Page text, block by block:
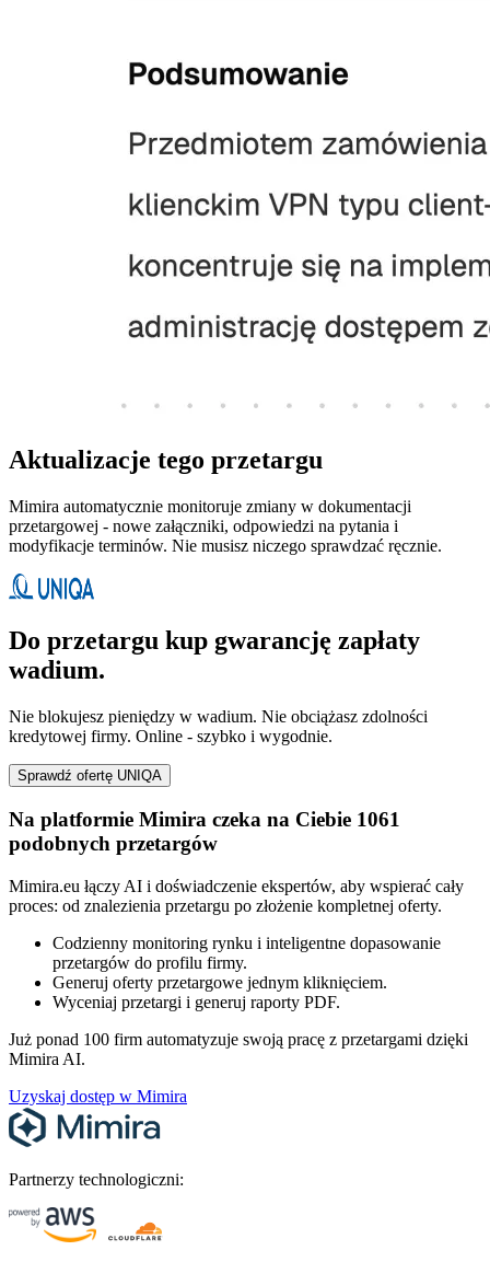
Aktualizacje tego przetargu
Mimira automatycznie monitoruje zmiany w dokumentacji
przetargowej - nowe załączniki, odpowiedzi na pytania i
modyfikacje terminów. Nie musisz niczego sprawdzać ręcznie.
Do przetargu kup gwarancję zapłaty
wadium.
Nie blokujesz pieniędzy w wadium. Nie obciążasz zdolności
kredytowej firmy. Online - szybko i wygodnie.
Sprawdź ofertę UNIQA
Na platformie Mimira czeka na Ciebie 1061
podobnych przetargów
Mimira.eu łączy AI i doświadczenie ekspertów, aby wspierać cały
proces: od znalezienia przetargu po złożenie kompletnej oferty.
Codzienny monitoring rynku i inteligentne dopasowanie
przetargów do profilu firmy.
Generuj oferty przetargowe jednym kliknięciem.
Wyceniaj przetargi i generuj raporty PDF.
Już ponad 100 firm automatyzuje swoją pracę z przetargami dzięki
Mimira AI.
Uzyskaj dostęp w Mimira
Partnerzy technologiczni: